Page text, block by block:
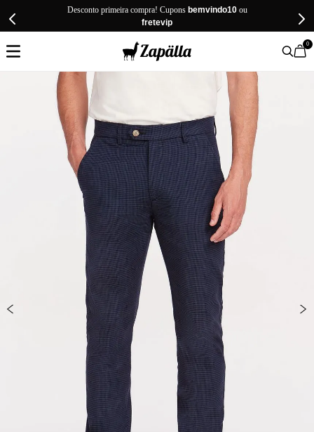
Desconto primeira compra! Cupons bemvindo10ou
fretevip
0